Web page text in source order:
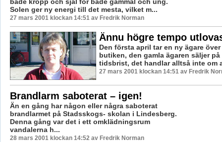
Solen ger ny energi till det mesta, vilket m...
27 mars 2001 klockan 14:51 av Fredrik Norman
Ännu högre tempo
Den första april tar en ny ägare över
butiken, den gamla ägaren säljer
tidsbrist, det handlar alltså inte om
27 mars 2001 klockan 14:51 av Fredrik
Brandlarm saboterat – igen!
Än en gång har någon eller några saboterat
brandlarmet på Stadsskogs- skolan i Lindesberg.
Denna gång var det i ett omklädningsrum
vandalerna h...
28 mars 2001 klockan 14:52 av Fredrik Norman